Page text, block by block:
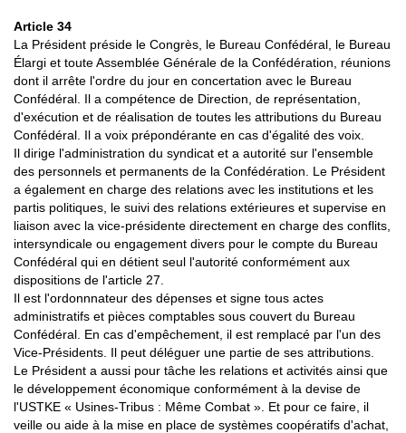
Article 34
La Président préside le Congrès, le Bureau Confédéral, le Bureau
Élargi et toute Assemblée Générale de la Confédération, réunions
dont il arrête l'ordre du jour en concertation avec le Bureau
Confédéral. Il a compétence de Direction, de représentation,
d'exécution et de réalisation de toutes les attributions du Bureau
Confédéral. Il a voix prépondérante en cas d'égalité des voix.
Il dirige l'administration du syndicat et a autorité sur l'ensemble
des personnels et permanents de la Confédération. Le Président
a également en charge des relations avec les institutions et les
partis politiques, le suivi des relations extérieures et supervise en
liaison avec la vice-présidente directement en charge des conflits,
intersyndicale ou engagement divers pour le compte du Bureau
Confédéral qui en détient seul l'autorité conformément aux
dispositions de l'article 27.
Il est l'ordonnnateur des dépenses et signe tous actes
administratifs et pièces comptables sous couvert du Bureau
Confédéral. En cas d'empêchement, il est remplacé par l'un des
Vice-Présidents. Il peut déléguer une partie de ses attributions.
Le Président a aussi pour tâche les relations et activités ainsi que
le développement économique conformément à la devise de
l'USTKE « Usines-Tribus : Même Combat ». Et pour ce faire, il
veille ou aide à la mise en place de systèmes coopératifs d'achat,